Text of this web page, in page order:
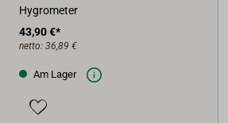
Hygrometer
43,90 €*
netto: 36,89 €
Am Lager